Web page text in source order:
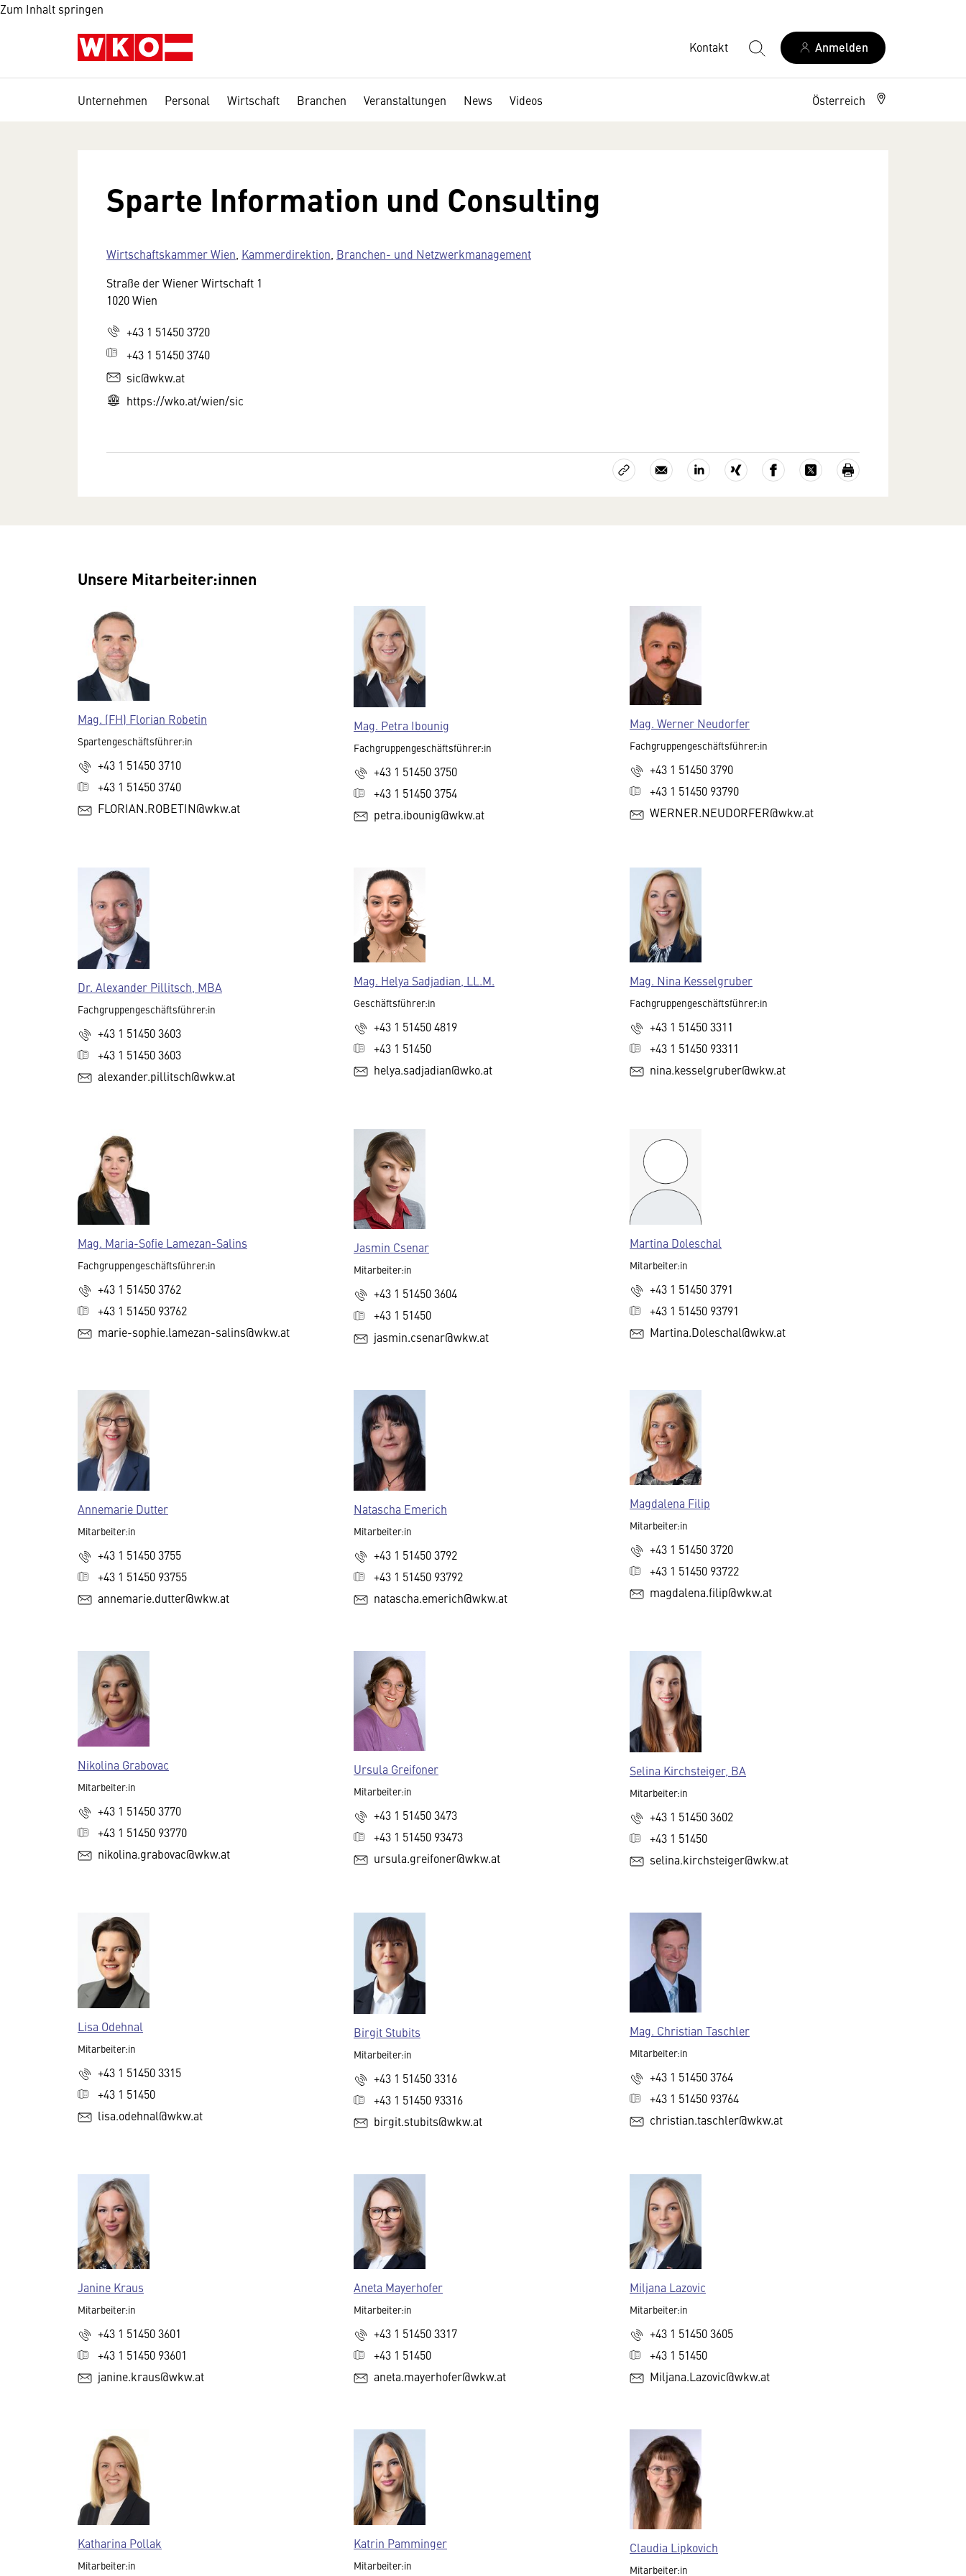
Zum Inhalt springen
Kontakt Anmelden
Unternehmen Personal Wirtschaft Branchen Veranstaltungen News Videos Österreich
Sparte Information und Consulting
Wirtschaftskammer Wien Kammerdirektion Branchen- und Netzwerkmanagement
Straße der Wiener Wirtschaft 1
1020 Wien
+43 1 51450 3720
+43 1 51450 3740
sic@wkw.at
https://wko.at/wien/sic
Unsere Mitarbeiter:innen
Mag. (FH) Florian Robetin
Spartengeschäftsführer:in
+43 1 51450 3710
+43 1 51450 3740
FLORIAN.ROBETIN@wkw.at
Mag. Petra Ibounig
Fachgruppengeschäftsführer:in
+43 1 51450 3750
+43 1 51450 3754
petra.ibounig@wkw.at
Mag. Werner Neudorfer
Fachgruppengeschäftsführer:in
+43 1 51450 3790
+43 1 51450 93790
WERNER.NEUDORFER@wkw.at
Dr. Alexander Pillitsch, MBA
Fachgruppengeschäftsführer:in
+43 1 51450 3603
+43 1 51450 3603
alexander.pillitsch@wkw.at
Mag. Helya Sadjadian, LL.M.
Geschäftsführer:in
+43 1 51450 4819
+43 1 51450
helya.sadjadian@wko.at
Mag. Nina Kesselgruber
Fachgruppengeschäftsführer:in
+43 1 51450 3311
+43 1 51450 93311
nina.kesselgruber@wkw.at
Mag. Maria-Sofie Lamezan-Salins
Fachgruppengeschäftsführer:in
+43 1 51450 3762
+43 1 51450 93762
marie-sophie.lamezan-salins@wkw.at
Jasmin Csenar
Mitarbeiter:in
+43 1 51450 3604
+43 1 51450
jasmin.csenar@wkw.at
Martina Doleschal
Mitarbeiter:in
+43 1 51450 3791
+43 1 51450 93791
Martina.Doleschal@wkw.at
Annemarie Dutter
Mitarbeiter:in
+43 1 51450 3755
+43 1 51450 93755
annemarie.dutter@wkw.at
Natascha Emerich
Mitarbeiter:in
+43 1 51450 3792
+43 1 51450 93792
natascha.emerich@wkw.at
Magdalena Filip
Mitarbeiter:in
+43 1 51450 3720
+43 1 51450 93722
magdalena.filip@wkw.at
Nikolina Grabovac
Mitarbeiter:in
+43 1 51450 3770
+43 1 51450 93770
nikolina.grabovac@wkw.at
Ursula Greifoner
Mitarbeiter:in
+43 1 51450 3473
+43 1 51450 93473
ursula.greifoner@wkw.at
Selina Kirchsteiger, BA
Mitarbeiter:in
+43 1 51450 3602
+43 1 51450
selina.kirchsteiger@wkw.at
Lisa Odehnal
Mitarbeiter:in
+43 1 51450 3315
+43 1 51450
lisa.odehnal@wkw.at
Birgit Stubits
Mitarbeiter:in
+43 1 51450 3316
+43 1 51450 93316
birgit.stubits@wkw.at
Mag. Christian Taschler
Mitarbeiter:in
+43 1 51450 3764
+43 1 51450 93764
christian.taschler@wkw.at
Janine Kraus
Mitarbeiter:in
+43 1 51450 3601
+43 1 51450 93601
janine.kraus@wkw.at
Aneta Mayerhofer
Mitarbeiter:in
+43 1 51450 3317
+43 1 51450
aneta.mayerhofer@wkw.at
Miljana Lazovic
Mitarbeiter:in
+43 1 51450 3605
+43 1 51450
Miljana.Lazovic@wkw.at
Katharina Pollak
Mitarbeiter:in
Katrin Pamminger
Mitarbeiter:in
Claudia Lipkovich
Mitarbeiter:in